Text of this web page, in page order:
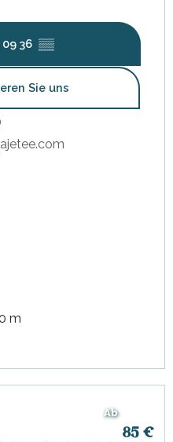
36 ▒▒
Sie uns
m
Ab
85 €